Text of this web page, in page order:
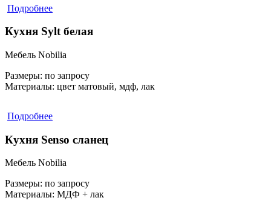
Подробнее
Кухня Sylt белая
Мебель Nobilia
Размеры: по запросу
Материалы: цвет матовый, мдф, лак
Подробнее
Кухня Senso сланец
Мебель Nobilia
Размеры: по запросу
Материалы: МДФ + лак